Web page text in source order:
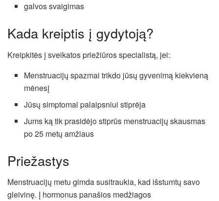
galvos svaigimas
Kada kreiptis į gydytoją?
Kreipkitės į sveikatos priežiūros specialistą, jei:
Menstruacijų spazmai trikdo jūsų gyvenimą kiekvieną
mėnesį
Jūsų simptomai palaipsniui stiprėja
Jums ką tik prasidėjo stiprūs menstruacijų skausmas
po 25 metų amžiaus
Priežastys
Menstruacijų metu gimda susitraukia, kad išstumtų savo
gleivinę. Į hormonus panašios medžiagos